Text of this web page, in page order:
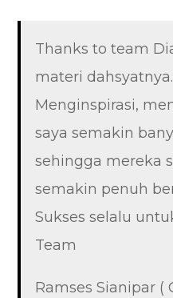
Thanks to team
materi
Menginspirasi,
saya semakin
sehingga mereka
semakin penuh
Sukses selalu
Team
Ramses Sianipar (